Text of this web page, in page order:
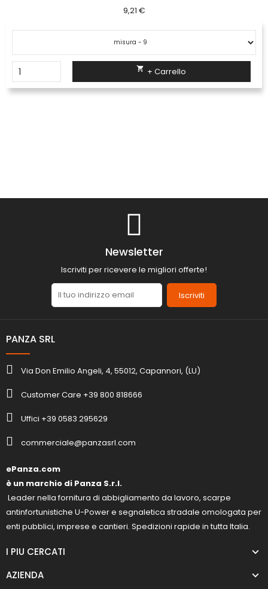
9,21 €
 + Carrello
Newsletter
Iscriviti per ricevere le migliori offerte!
Iscriviti
PANZA SRL
Via Don Emilio Angeli, 4, 55012, Capannori, (LU)
Customer Care +39 800 818666
Uffici +39 0583 295629
commerciale@panzasrl.com
ePanza.com
è un marchio di Panza S.r.l.
Leader nella fornitura di abbigliamento da lavoro, scarpe
antinfortunistiche U-Power e segnaletica stradale omologata per
enti pubblici, imprese e cantieri. Spedizioni rapide in tutta Italia.
I PIU CERCATI
AZIENDA